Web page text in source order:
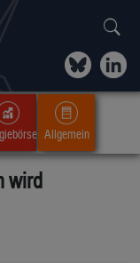
Allgemein
wird